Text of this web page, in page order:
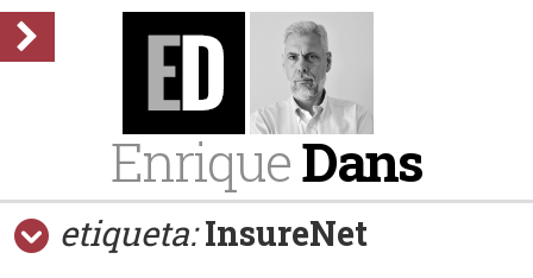
EnriqueDans
etiqueta: InsureNet